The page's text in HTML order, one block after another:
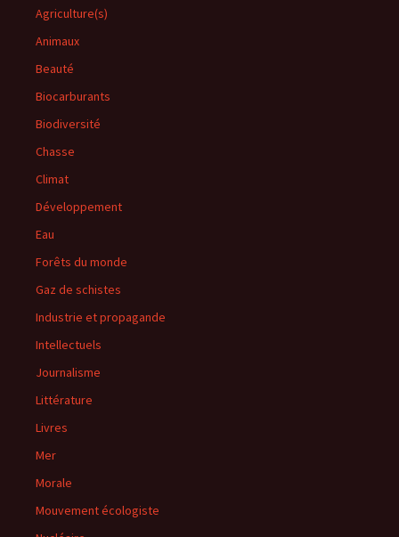
Agriculture(s)
Animaux
Beauté
Biocarburants
Biodiversité
Chasse
Climat
Développement
Eau
Forêts du monde
Gaz de schistes
Industrie et propagande
Intellectuels
Journalisme
Littérature
Livres
Mer
Morale
Mouvement écologiste